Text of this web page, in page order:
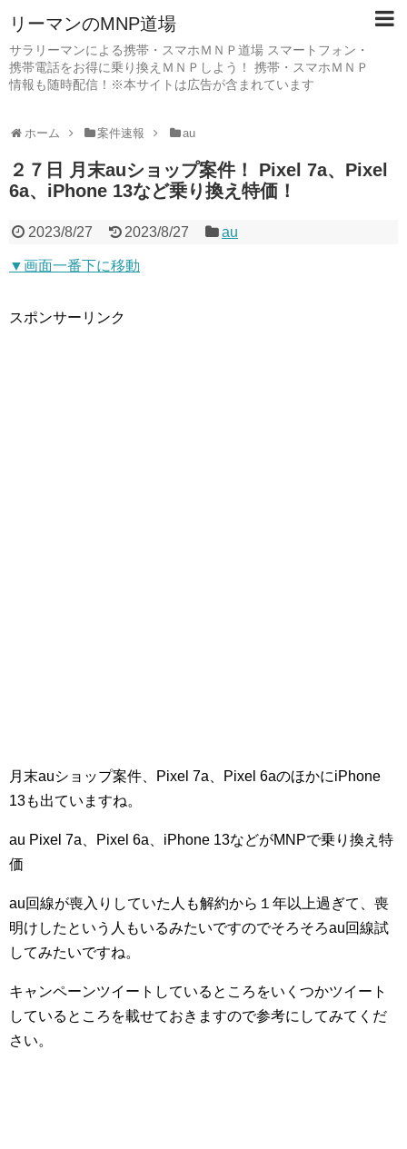
リーマンのMNP道場
サラリーマンによる携帯・スマホＭＮＰ道場 スマートフォン・
携帯電話をお得に乗り換えＭＮＰしよう！ 携帯・スマホＭＮＰ
情報も随時配信！※本サイトは広告が含まれています
ホーム 案件速報 au
２７日 月末auショップ案件！ Pixel 7a、Pixel
6a、iPhone 13など乗り換え特価！
2023/8/27 2023/8/27 au
▼画面一番下に移動
スポンサーリンク
月末auショップ案件、Pixel 7a、Pixel 6aのほかにiPhone
13も出ていますね。
au Pixel 7a、Pixel 6a、iPhone 13などがMNPで乗り換え特
価
au回線が喪入りしていた人も解約から１年以上過ぎて、喪
明けしたという人もいるみたいですのでそろそろau回線試
してみたいですね。
キャンペーンツイートしているところをいくつかツイート
しているところを載せておきますので参考にしてみてくだ
さい。